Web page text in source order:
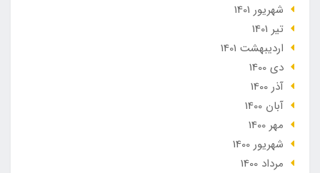
شهریور 1401
تير 1401
ارديبهشت 1401
دی 1400
آذر 1400
آبان 1400
مهر 1400
شهریور 1400
مرداد 1400